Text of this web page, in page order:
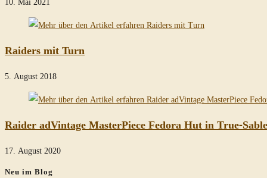
Raiders mit Turn
5. August 2018
Raider adVintage MasterPiece Fedora Hut in True-Sable
17. August 2020
Neu im Blog